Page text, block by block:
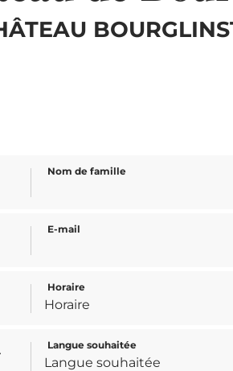
Nom de famille
E-mail
Horaire
Langue souhaitée